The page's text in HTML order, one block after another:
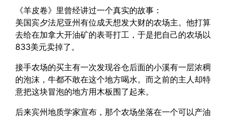
《羊皮卷》里曾经讲过一个真实的故事：
美国宾夕法尼亚州有位成天想发大财的农场主。他打算
去给在加拿大开油矿的表哥打工，于是把自己的农场以
833美元卖掉了。
接手农场的买主有一次发现谷仓后面的小溪有一层浓稠
的泡沫，牛都不敢在这个地方喝水。而之前的主人却特
意把这块冒泡的地方用木板围了起来。
后来宾州地质学家宣布，那个农场坐落在一个可以产油